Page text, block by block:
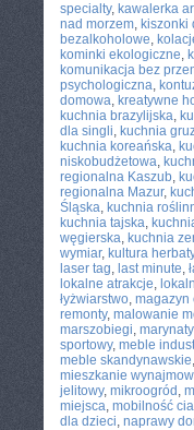
specialty, kawalerka
nad morzem, kiszonki
bezalkoholowe,
kominki ekologiczne,
komunikacja bez
psychologiczna,
domowa, kreatywne
kuchnia brazylijska,
dla singli, kuchnia
kuchnia koreańska,
niskobudżetowa,
regionalna Kaszub,
regionalna Mazur,
Śląska, kuchnia
kuchnia tajska,
węgierska, kuchnia
wymiar, kultura herbaty
laser tag, last minute,
lokalne atrakcje,
łyżwiarstwo, magazyn
remonty, malowanie
marszobiegi,
sportowy, meble
meble skandynawskie,
mieszkanie
jelitowy, mikroogród ,
miejsca, mobilność
dla dzieci, naprawy